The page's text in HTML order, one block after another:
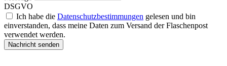
DSGVO
Ich habe die Datenschutzbestimmungen gelesen und bin
einverstanden, dass meine Daten zum Versand der Flaschenpost
verwendet werden.
Nachricht senden